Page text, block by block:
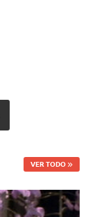
VER TODO